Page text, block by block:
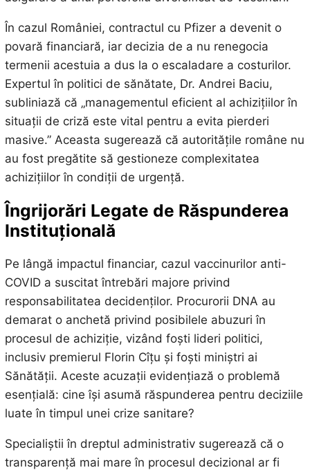
În cazul României, contractul cu Pfizer a devenit o
povară financiară, iar decizia de a nu renegocia
termenii acestuia a dus la o escaladare a costurilor.
Expertul în politici de sănătate, Dr. Andrei Baciu,
subliniază că „managementul eficient al achizițiilor în
situații de criză este vital pentru a evita pierderi
masive.” Aceasta sugerează că autoritățile române nu
au fost pregătite să gestioneze complexitatea
achizițiilor în condiții de urgență.
Îngrijorări Legate de Răspunderea
Instituțională
Pe lângă impactul financiar, cazul vaccinurilor anti-
COVID a suscitat întrebări majore privind
responsabilitatea decidenților. Procurorii DNA au
demarat o anchetă privind posibilele abuzuri în
procesul de achiziție, vizând foști lideri politici,
inclusiv premierul Florin Cîțu și foști miniștri ai
Sănătății. Aceste acuzații evidențiază o problemă
esențială: cine își asumă răspunderea pentru deciziile
luate în timpul unei crize sanitare?
Specialiștii în dreptul administrativ sugerează că o
transparență mai mare în procesul decizional ar fi